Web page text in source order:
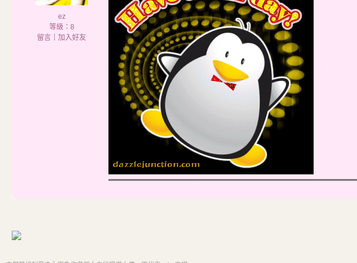
ez
等級：8
留言
加入好友